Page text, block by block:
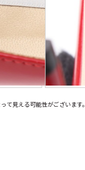
見える可能性がございます。